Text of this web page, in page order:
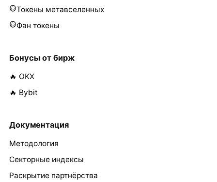
Токены метавселенных
Фан токены
Бонусы от бирж
🔥 OKX
🔥 Bybit
Документация
Методология
Секторные индексы
Раскрытие партнёрства